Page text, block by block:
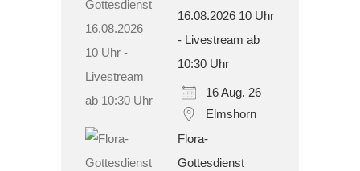
16.08.2026 10 Uhr
- Livestream ab
10:30 Uhr
16 Aug. 26
Elmshorn
Flora-
Gottesdienst